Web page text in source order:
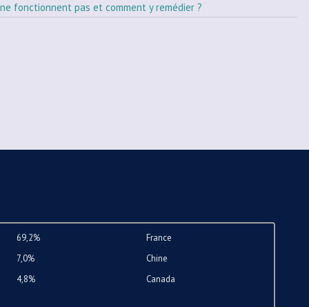
fonctionnent pas et comment y remédier ?
69,2%
France
7,0%
Chine
4,8%
Canada